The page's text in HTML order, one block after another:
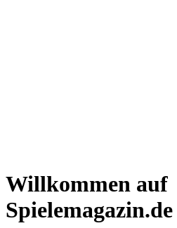
Willkommen auf
Spielemagazin.de